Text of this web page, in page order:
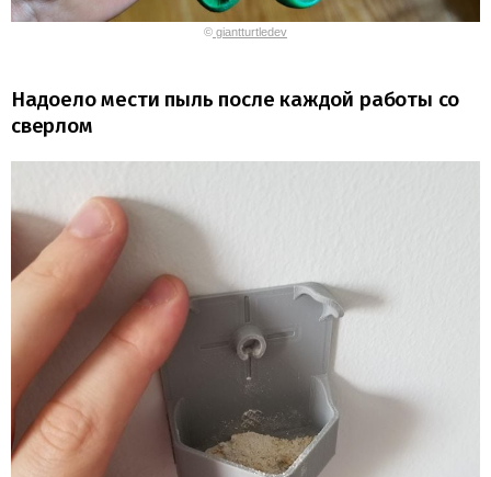
© giantturtledev
Надоело мести пыль после каждой работы со
сверлом